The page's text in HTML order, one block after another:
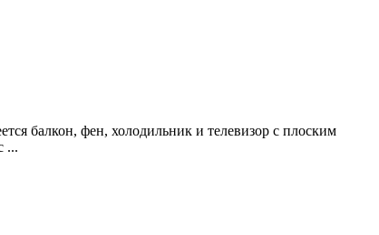
балкон, фен, холодильник и телевизор с плоским
...